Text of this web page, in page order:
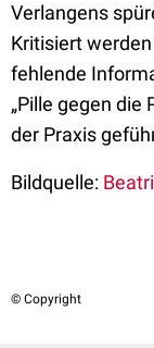
Verlangens
Kritisiert
fehlende
„Pille gegen die
der Praxis
Bildquelle:
© Copyright